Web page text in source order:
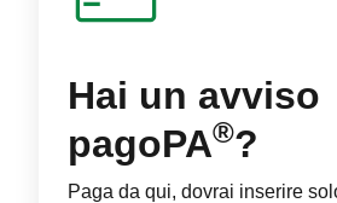
Hai un avviso
pagoPA®?
Paga da qui, dovrai inserire